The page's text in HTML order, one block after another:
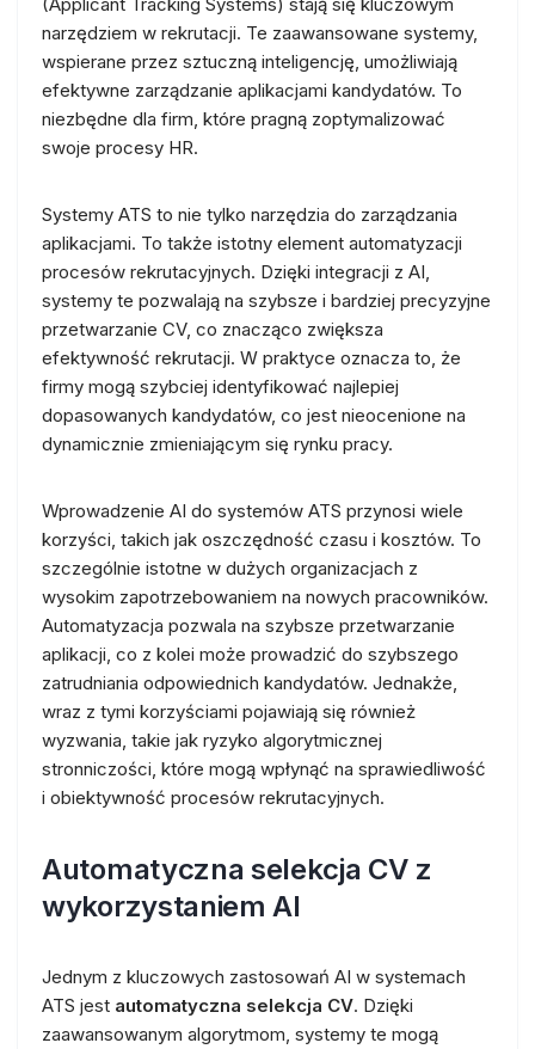
narzędziem w rekrutacji. Te zaawansowane systemy,
wspierane przez sztuczną inteligencję, umożliwiają
efektywne zarządzanie aplikacjami kandydatów. To
niezbędne dla firm, które pragną zoptymalizować
swoje procesy HR.
Systemy ATS to nie tylko narzędzia do zarządzania
aplikacjami. To także istotny element automatyzacji
procesów rekrutacyjnych. Dzięki integracji z AI,
systemy te pozwalają na szybsze i bardziej precyzyjne
przetwarzanie CV, co znacząco zwiększa
efektywność rekrutacji. W praktyce oznacza to, że
firmy mogą szybciej identyfikować najlepiej
dopasowanych kandydatów, co jest nieocenione na
dynamicznie zmieniającym się rynku pracy.
Wprowadzenie AI do systemów ATS przynosi wiele
korzyści, takich jak oszczędność czasu i kosztów. To
szczególnie istotne w dużych organizacjach z
wysokim zapotrzebowaniem na nowych pracowników.
Automatyzacja pozwala na szybsze przetwarzanie
aplikacji, co z kolei może prowadzić do szybszego
zatrudniania odpowiednich kandydatów. Jednakże,
wraz z tymi korzyściami pojawiają się również
wyzwania, takie jak ryzyko algorytmicznej
stronniczości, które mogą wpłynąć na sprawiedliwość
i obiektywność procesów rekrutacyjnych.
Automatyczna selekcja CV z
wykorzystaniem AI
Jednym z kluczowych zastosowań AI w systemach
ATS jest automatyczna selekcja CV. Dzięki
zaawansowanym algorytmom, systemy te mogą